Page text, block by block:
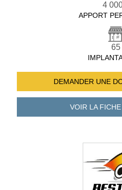
4
APPORT
65
DEMANDER UNE
VOIR LA FICHE